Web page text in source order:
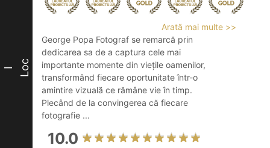
I Loc
Arată mai multe >>
George Popa Fotograf se remarcă prin
dedicarea sa de a captura cele mai
importante momente din viețile oamenilor,
transformând fiecare oportunitate într-o
amintire vizuală ce rămâne vie în timp.
Plecând de la convingerea că fiecare
fotografie ...
10.0